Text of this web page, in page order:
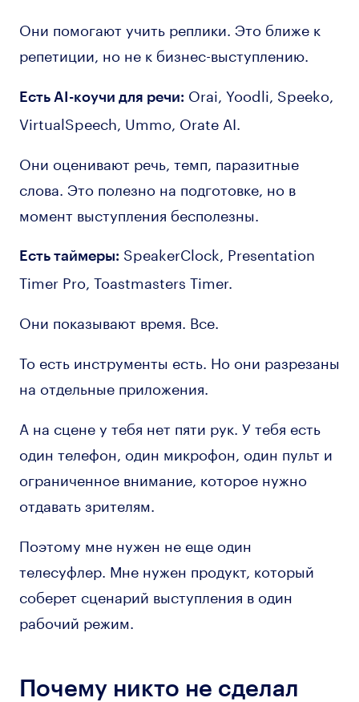
Они помогают учить реплики. Это ближе к
репетиции, но не к бизнес-выступлению.
Есть AI-коучи для речи: Orai, Yoodli, Speeko,
VirtualSpeech, Ummo, Orate AI.
Они оценивают речь, темп, паразитные
слова. Это полезно на подготовке, но в
момент выступления бесполезны.
Есть таймеры: SpeakerClock, Presentation
Timer Pro, Toastmasters Timer.
Они показывают время. Все.
То есть инструменты есть. Но они разрезаны
на отдельные приложения.
А на сцене у тебя нет пяти рук. У тебя есть
один телефон, один микрофон, один пульт и
ограниченное внимание, которое нужно
отдавать зрителям.
Поэтому мне нужен не еще один
телесуфлер. Мне нужен продукт, который
соберет сценарий выступления в один
рабочий режим.
Почему никто не сделал